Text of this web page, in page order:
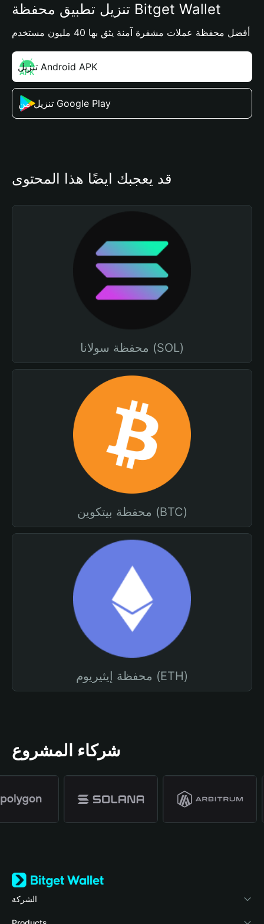
تنزيل تطبيق محفظة Bitget Wallet
أفضل محفظة عملات مشفرة آمنة يثق بها 40 مليون مستخدم
تنزيل Android APK
تنزيل من Google Play
قد يعجبك أيضًا هذا المحتوى
محفظة سولانا (SOL)
محفظة بيتكوين (BTC)
محفظة إيثيريوم (ETH)
شركاء المشروع
الشركة